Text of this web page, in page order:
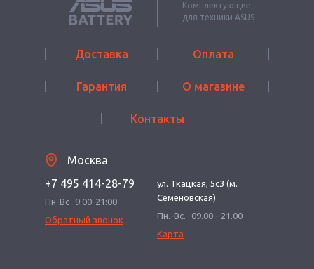
Комплектующие
для техники ASUS
Доставка Оплата
Гарантия О магазине
Контакты
Москва
+7 495 414-28-79
Пн-Вс
9:00-21:00
Обратный звонок
ул. Ткацкая, 5с3 (м.
Семеновская)
Пн.-Вс.
09.00 - 21.00
Карта